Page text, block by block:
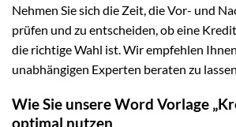
Nehmen Sie sich die Zeit, die Vor- und
prüfen und zu entscheiden, ob eine
die richtige Wahl ist. Wir empfehlen
unabhängigen Experten beraten zu lassen.
Wie Sie unsere Word Vorlage
optimal nutzen